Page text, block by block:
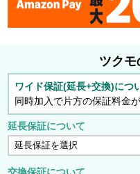
ツクモ
ワイド保証(延長+交換)につ
同時加入で片方の保証料金
延長保証について